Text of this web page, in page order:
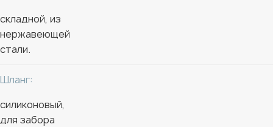
складной, из
нержавеющей
стали.
Шланг:
силиконовый,
для забора